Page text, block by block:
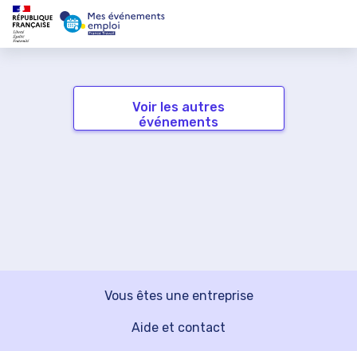
Voir les autres
événements
Vous êtes une entreprise
Aide et contact